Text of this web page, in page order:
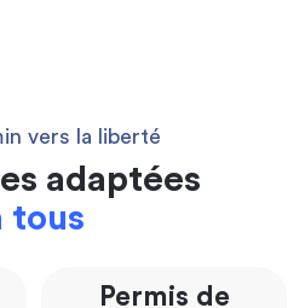
vers la liberté
adaptées
tous
Permis de